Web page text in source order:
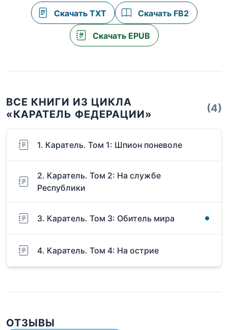
Скачать TXT Скачать FB2
Скачать EPUB
ВСЕ КНИГИ ИЗ ЦИКЛА
«КАРАТЕЛЬ ФЕДЕРАЦИИ»
(4)
1. Каратель. Том 1: Шпион поневоле
2. Каратель. Том 2: На службе
Республики
3. Каратель. Том 3: Обитель мира
4. Каратель. Том 4: На острие
ОТЗЫВЫ